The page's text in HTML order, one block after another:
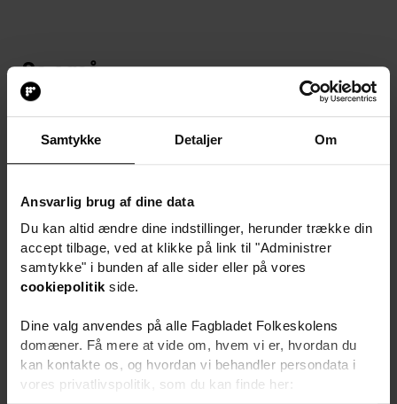
Samtykke Detaljer Om
Ansvarlig brug af dine data
Du kan altid ændre dine indstillinger, herunder trække din
accept tilbage, ved at klikke på link til "Administrer
samtykke" i bunden af alle sider eller på vores
cookiepolitik side.
Dine valg anvendes på alle Fagbladet Folkeskolens
domæner. Få mere at vide om, hvem vi er, hvordan du
kan kontakte os, og hvordan vi behandler persondata i
vores privatlivspolitik, som du kan finde her:
Se også
ungdomsskolernes
undervisning af unge